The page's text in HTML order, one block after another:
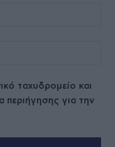
ταχυδρομείο και
για την